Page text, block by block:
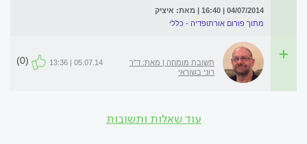
04/07/2014 | 16:40 | מאת: איציק
מתוך פורום אורתופדיה - כללי
תשובת מומחה | מאת: ד"ר
רוני בשוראי
05.07.14 | 13:36
(0)
עוד שאלות ותשובות